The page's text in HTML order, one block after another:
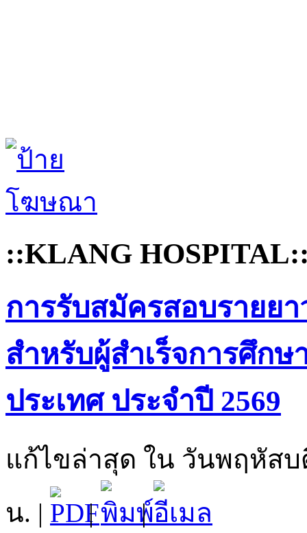
::KLANG
การรับสมัครสอบรายยา
สำหรับผู้สำเร็จการศึก
ประเทศ ประจำปี 2569
แก้ไขล่าสุด ใน วันพฤหัสบ
น. |
|
|